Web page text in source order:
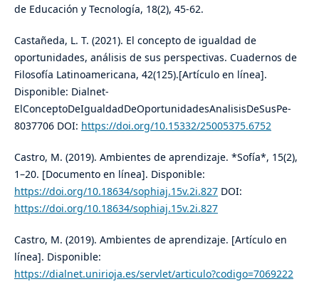
de Educación y Tecnología, 18(2), 45-62.
Castañeda, L. T. (2021). El concepto de igualdad de
oportunidades, análisis de sus perspectivas. Cuadernos de
Filosofía Latinoamericana, 42(125).[Artículo en línea].
Disponible: Dialnet-
ElConceptoDeIgualdadDeOportunidadesAnalisisDeSusPe-
8037706 DOI: https://doi.org/10.15332/25005375.6752
Castro, M. (2019). Ambientes de aprendizaje. *Sofía*, 15(2),
1–20. [Documento en línea]. Disponible:
https://doi.org/10.18634/sophiaj.15v.2i.827DOI:
https://doi.org/10.18634/sophiaj.15v.2i.827
Castro, M. (2019). Ambientes de aprendizaje. [Artículo en
línea]. Disponible:
https://dialnet.unirioja.es/servlet/articulo?codigo=7069222